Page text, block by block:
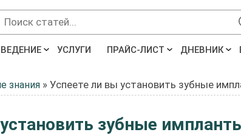
УСЛУГИ ПРАЙС-ЛИСТ ДНЕВНИК
знания » Успеете ли вы установить зубные
зубные